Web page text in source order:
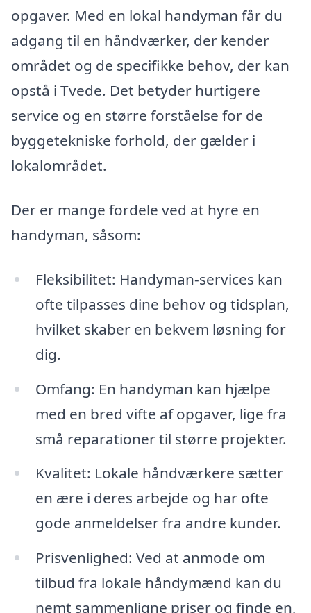
opgaver. Med en lokal handyman får du
adgang til en håndværker, der kender
området og de specifikke behov, der kan
opstå i Tvede. Det betyder hurtigere
service og en større forståelse for de
byggetekniske forhold, der gælder i
lokalområdet.
Der er mange fordele ved at hyre en
handyman, såsom:
Fleksibilitet: Handyman-services kan
ofte tilpasses dine behov og tidsplan,
hvilket skaber en bekvem løsning for
dig.
Omfang: En handyman kan hjælpe
med en bred vifte af opgaver, lige fra
små reparationer til større projekter.
Kvalitet: Lokale håndværkere sætter
en ære i deres arbejde og har ofte
gode anmeldelser fra andre kunder.
Prisvenlighed: Ved at anmode om
tilbud fra lokale håndymænd kan du
nemt sammenligne priser og finde en,